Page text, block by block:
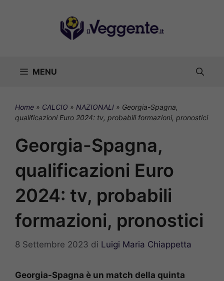
MENU
Home » CALCIO » NAZIONALI » Georgia-Spagna,
qualificazioni Euro 2024: tv, probabili formazioni, pronostici
Georgia-Spagna,
qualificazioni Euro
2024: tv, probabili
formazioni, pronostici
8 Settembre 2023 di Luigi Maria Chiappetta
Georgia-Spagna è un match della quinta